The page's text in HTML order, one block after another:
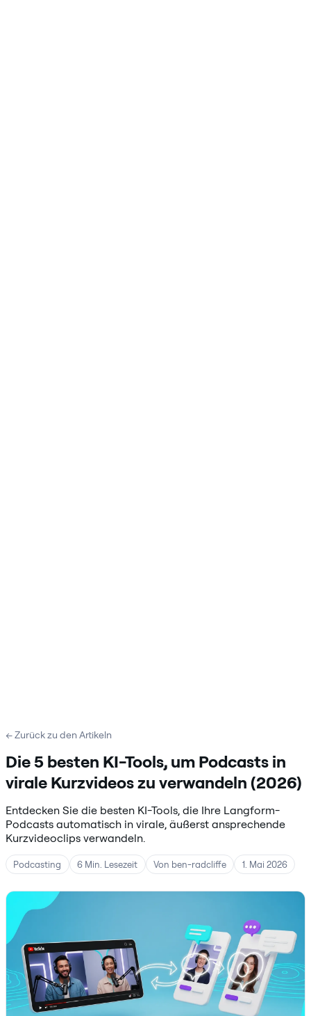
← Zurück zu den Artikeln
Die 5 besten KI-Tools, um Podcasts in
virale Kurzvideos zu verwandeln (2026)
Entdecken Sie die besten KI-Tools, die Ihre Langform-
Podcasts automatisch in virale, äußerst ansprechende
Kurzvideoclips verwandeln.
Podcasting 6 Min. Lesezeit Von ben-radcliffe 1. Mai 2026